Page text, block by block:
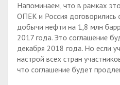
Напоминаем, что в рамках
ОПЕК и Россия договорились
добычи нефти на 1,8 млн
2017 года. Это соглашение
декабря 2018 года. Но если
настрой всех стран
что соглашение будет